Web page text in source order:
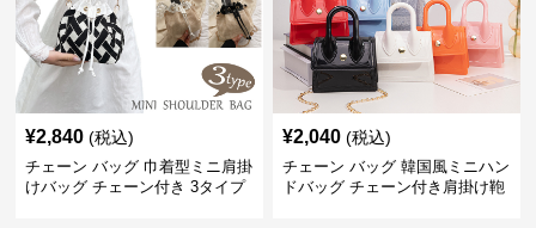
¥2,840 (税込)
チェーン バッグ 巾着型ミニ肩掛
けバッグ チェーン付き 3タイプ
¥2,040 (税込)
チェーン バッグ 韓国風ミニハン
ドバッグ チェーン付き肩掛け鞄